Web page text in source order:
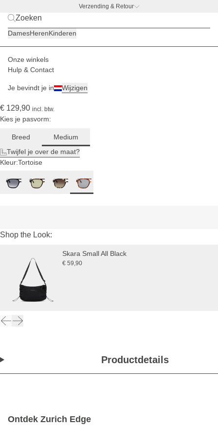
Verzending & Retour
DamesHerenKinderen
Onze winkels
Hulp & Contact
Je bevindt je in Wijzigen
Heren Zonnebrillen
Voor een
gemiddeld
€ 129,90 incl. btw.
Kies je pasvorm:
Breed
Medium
Twijfel je over de maat?
Kleur:Tortoise
Shop the Look:
Skara Small All Black
€ 59,90
Productdetails
Ontdek Zurich Edge